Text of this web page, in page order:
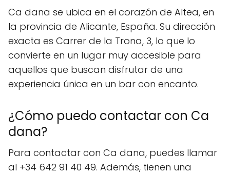
Ca dana se ubica en el corazón de Altea, en
la provincia de Alicante, España. Su dirección
exacta es Carrer de la Trona, 3, lo que lo
convierte en un lugar muy accesible para
aquellos que buscan disfrutar de una
experiencia única en un bar con encanto.
¿Cómo puedo contactar con Ca
dana?
Para contactar con Ca dana, puedes llamar
al +34 642 91 40 49. Además, tienen una